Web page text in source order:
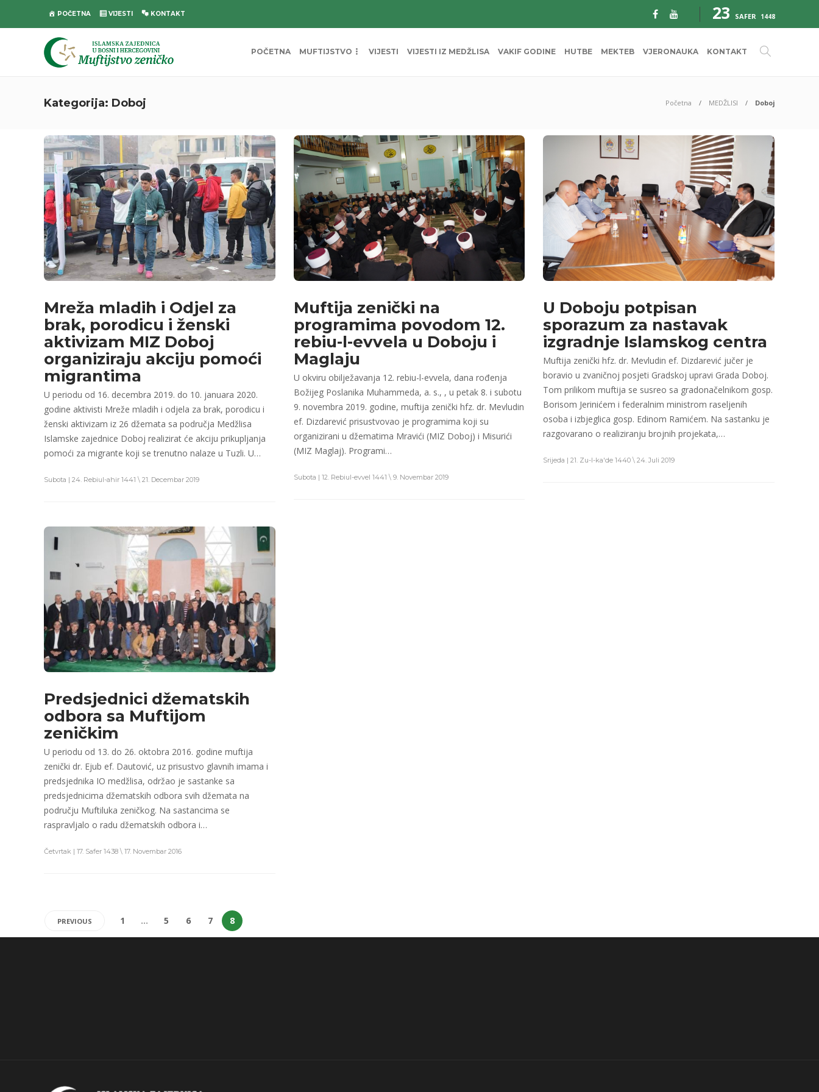
POČETNA VIJESTI KONTAKT 23 SAFER 1448
POČETNA MUFTIJSTVO VIJESTI VIJESTI IZ MEDŽLISA VAKIF GODINE HUTBE MEKTEB VJERONAUKA KONTAKT
Kategorija: Doboj Početna MEDŽLISI Doboj
Mreža mladih i Odjel za
brak, porodicu i ženski
aktivizam MIZ Doboj
organiziraju akciju pomoći
migrantima
U periodu od 16. decembra 2019. do 10. januara 2020.
godine aktivisti Mreže mladih i odjela za brak, porodicu i
ženski aktivizam iz 26 džemata sa područja Medžlisa
Islamske zajednice Doboj realizirat će akciju prikupljanja
pomoći za migrante koji se trenutno nalaze u Tuzli. U…
Subota | 24. Rebiul-ahir 1441 \ 21. Decembar 2019
Muftija zenički na
programima povodom 12.
rebiu-l-evvela u Doboju i
Maglaju
U okviru obilježavanja 12. rebiu-l-evvela, dana rođenja
Božijeg Poslanika Muhammeda, a. s., , u petak 8. i subotu
9. novembra 2019. godine, muftija zenički hfz. dr. Mevludin
ef. Dizdarević prisustvovao je programima koji su
organizirani u džematima Mravići (MIZ Doboj) i Misurići
(MIZ Maglaj). Programi…
Subota | 12. Rebiul-evvel 1441 \ 9. Novembar 2019
U Doboju potpisan
sporazum za nastavak
izgradnje Islamskog centra
Muftija zenički hfz. dr. Mevludin ef. Dizdarević jučer je
boravio u zvaničnoj posjeti Gradskoj upravi Grada Doboj.
Tom prilikom muftija se susreo sa gradonačelnikom gosp.
Borisom Jerinićem i federalnim ministrom raseljenih
osoba i izbjeglica gosp. Edinom Ramićem. Na sastanku je
razgovarano o realiziranju brojnih projekata,…
Srijeda | 21. Zu-l-ka'de 1440 \ 24. Juli 2019
Predsjednici džematskih
odbora sa Muftijom
zeničkim
U periodu od 13. do 26. oktobra 2016. godine muftija
zenički dr. Ejub ef. Dautović, uz prisustvo glavnih imama i
predsjednika IO medžlisa, održao je sastanke sa
predsjednicima džematskih odbora svih džemata na
području Muftiluka zeničkog. Na sastancima se
raspravljalo o radu džematskih odbora i…
Četvrtak | 17. Safer 1438 \ 17. Novembar 2016
PREVIOUS 1 … 5 6 7 8